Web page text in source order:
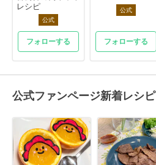
レシピ
公式
フォローする
公式
フォローする
公式ファンページ新着レシピ